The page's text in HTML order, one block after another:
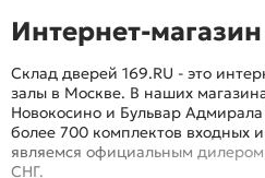
Интернет-
Склад дверей 169.RU - это
залы в Москве. В наших
Новокосино и Бульвар
более 700 комплектов
являемся официальным
СНГ.